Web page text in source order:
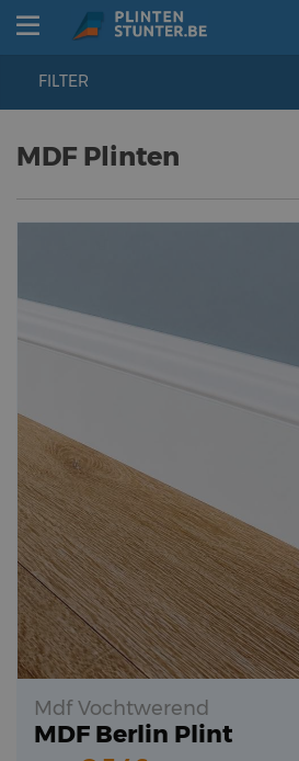
home //
FILTER
MDF Plinten
Mdf Vochtwerend
MDF Berlin Plint